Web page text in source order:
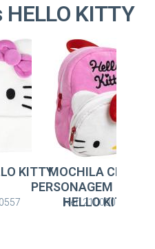
KITTY
BONÉ BASEBALL
KITTY KUROMI
Ref: 2200010485